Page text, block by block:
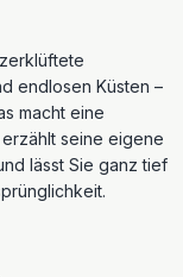
endlosen Küsten –
macht eine
seine eigene
lässt Sie ganz tief